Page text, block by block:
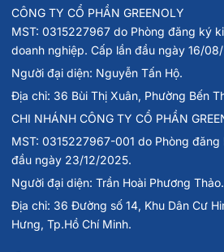
CÔNG TY CỔ PHẦN GREENOLY
MST: 0315227967 do Phòng đăng ký
doanh nghiệp. Cấp lần đầu ngày 16/
Người đại diện: Nguyễn Tấn Hộ.
Địa chỉ: 36 Bùi Thị Xuân, Phường Bến
CHI NHÁNH CÔNG TY CỔ PHẦN
MST: 0315227967-001 do Phòng
đầu ngày 23/12/2025.
Người đại diện: Trần Hoài Phương Thảo.
Địa chỉ: 36 Đường số 14, Khu Dân Cư
Hưng, Tp.Hồ Chí Minh.